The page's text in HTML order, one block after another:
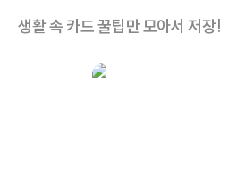
생활 속 카드 꿀팁만 모아서 저장!